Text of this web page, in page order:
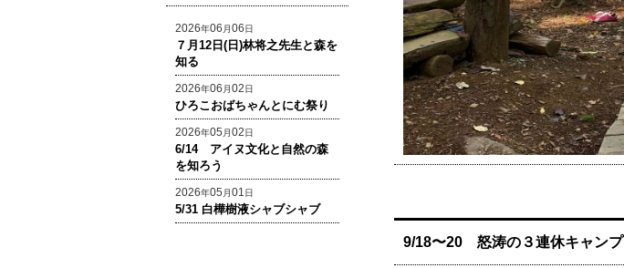
2026年06 月06日
７月12日(日)林将之先生と森を
知る
2026年06 月02日
ひろこおばちゃんとにむ祭り
2026年05 月02日
6/14 アイヌ文化と自然の森
を知ろう
2026年05 月01日
5/31 白樺樹液シャブシャブ
9/18〜20 怒涛の３連休キャンプ